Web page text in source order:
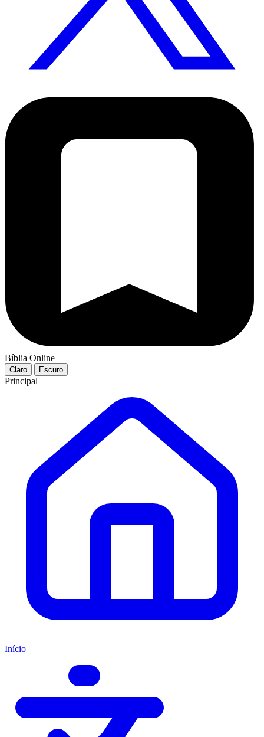
Bíblia Online
Claro Escuro
Principal
Início